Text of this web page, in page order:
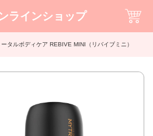
ラインショップ
タルボディケア REBIVE MINI（リバイブミニ）